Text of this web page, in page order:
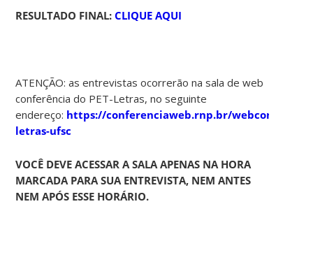
RESULTADO FINAL:CLIQUE AQUI
ATENÇÃO: as entrevistas ocorrerão na sala de web
conferência do PET-Letras, no seguinte
endereço: https://conferenciaweb.rnp.br/webconf/pet-
letras-ufsc
VOCÊ DEVE ACESSAR A SALA APENAS NA HORA
MARCADA PARA SUA ENTREVISTA, NEM ANTES
NEM APÓS ESSE HORÁRIO.